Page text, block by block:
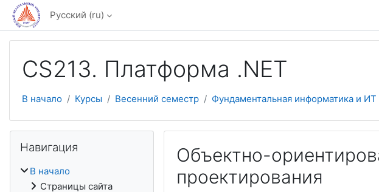
Перейти к основному содержанию
Русский ‎(ru)‎
CS213. Платформа .NET
В начало Курсы Весенний семестр Фундаментальная информатика и ИТ
Объектно-
проектирования
Навигация
В начало
Страницы сайта